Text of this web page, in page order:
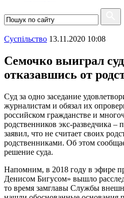
Суспiльство 13.11.2020 10:08
Семочко выиграл
отказавшись от
Суд за одно заседание
журналистам и обязал их
российском гражданстве и
родственников экс-разведчика –
заявил, что не считает своих
родственниками. Об этом
решение суда.
Напомним, в 2018 году в эфире
Денисом Бигусом» вышло
то время замглавы Службы